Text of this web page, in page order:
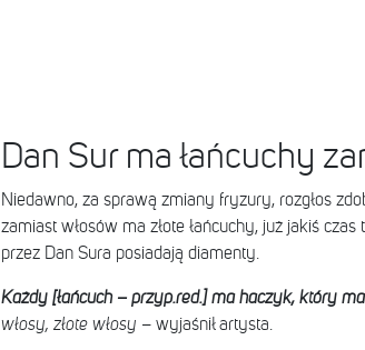
Dan Sur ma łańcuchy
Niedawno, za sprawą zmiany fryzury, rozgłos
zamiast włosów ma złote łańcuchy, już jakiś
przez Dan Sura posiadają diamenty.
Każdy [łańcuch – przyp.red.] ma haczyk, który
włosy, złote włosy – wyjaśnił artysta.